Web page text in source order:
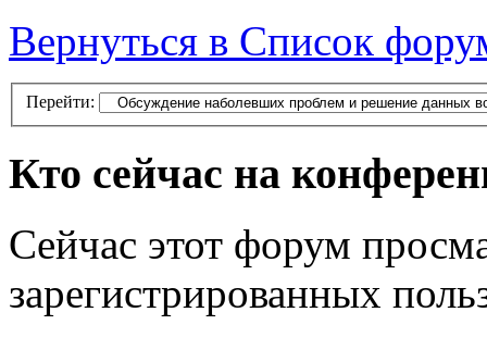
Вернуться в Список
Перейти:
Кто сейчас на
Сейчас этот форум
зарегистрированных